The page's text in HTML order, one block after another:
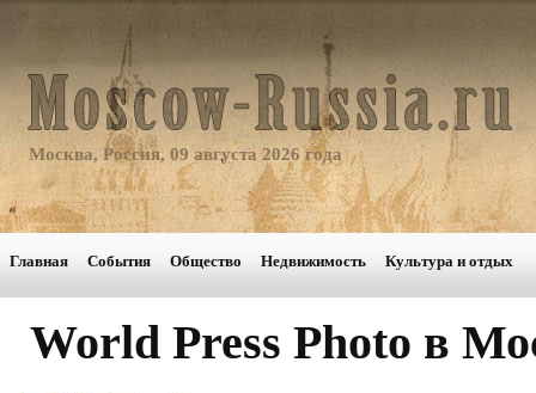
Москва, Россия, 09 августа 2026 года
Главная События Общество Недвижимость Культура и отдых
World Press Photo в